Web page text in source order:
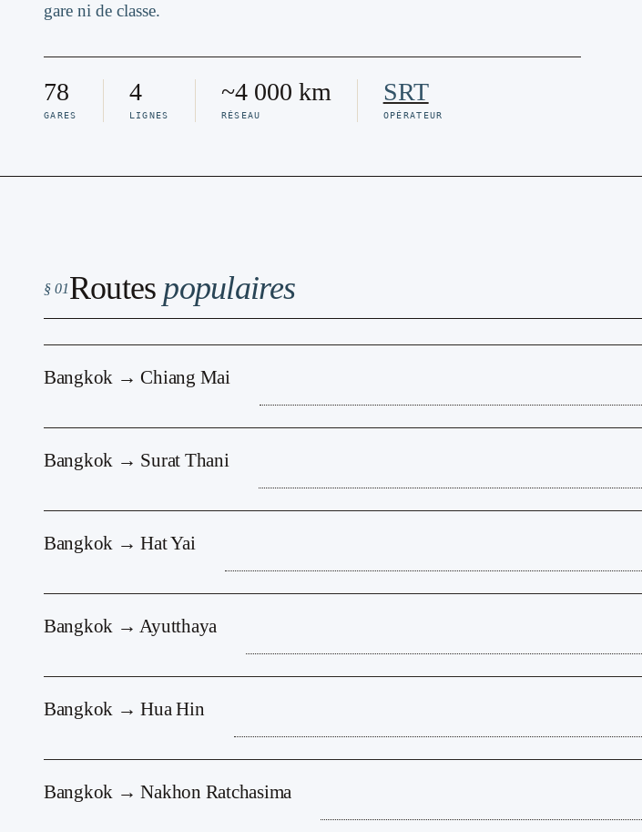
gare ni de classe.
78
GARES
4
LIGNES
~4 000 km
RÉSEAU
SRT
OPÉRATEUR
§ 01Routes populaires
Bangkok → Chiang Mai
Bangkok → Surat Thani
Bangkok → Hat Yai
Bangkok → Ayutthaya
Bangkok → Hua Hin
Bangkok → Nakhon Ratchasima